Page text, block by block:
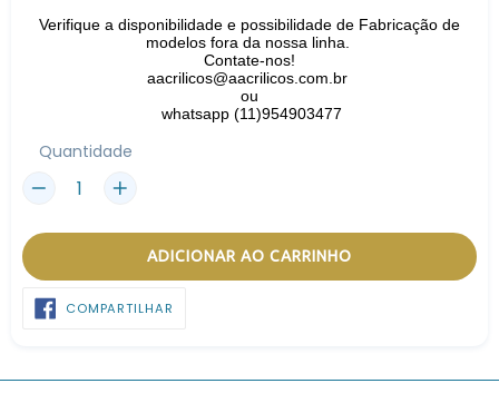
Verifique a disponibilidade e possibilidade de Fabricação de
modelos fora da nossa linha.
Contate-nos!
aacrilicos@aacrilicos.com.br
ou
whatsapp (11)954903477
Quantidade
ADICIONAR AO CARRINHO
COMPARTILHAR